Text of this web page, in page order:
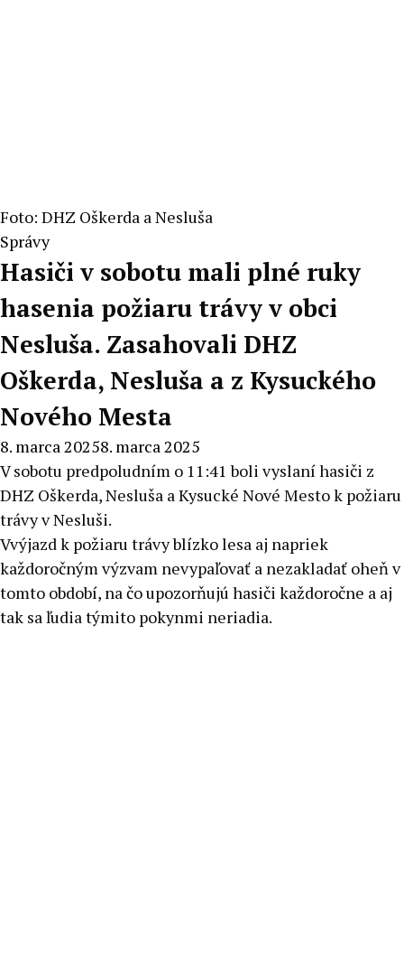
Foto: DHZ Oškerda a Nesluša
Správy
Hasiči v sobotu mali plné ruky
hasenia požiaru trávy v obci
Nesluša. Zasahovali DHZ
Oškerda, Nesluša a z Kysuckého
Nového Mesta
8. marca 20258. marca 2025
V sobotu predpoludním o 11:41 boli vyslaní hasiči z
DHZ Oškerda, Nesluša a Kysucké Nové Mesto k požiaru
trávy v Nesluši.
Vvýjazd k požiaru trávy blízko lesa aj napriek
každoročným výzvam nevypaľovať a nezakladať oheň v
tomto období, na čo upozorňujú hasiči každoročne a aj
tak sa ľudia týmito pokynmi neriadia.